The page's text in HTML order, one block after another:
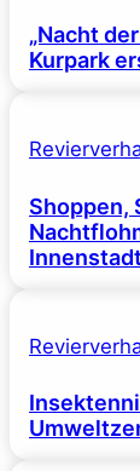
„Nacht
Kurpark
Shoppen,
Innenstadt